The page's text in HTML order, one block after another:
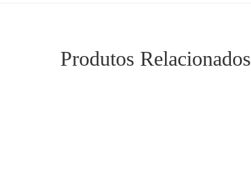
Produtos Relacionados